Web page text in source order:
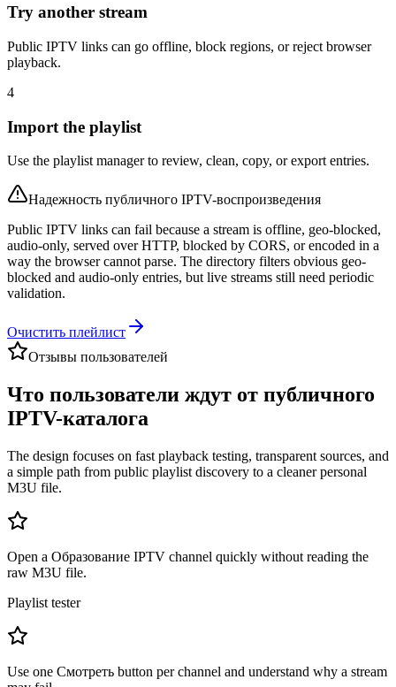
Try another stream
Public IPTV links can go offline, block regions, or reject browser
playback.
4
Import the playlist
Use the playlist manager to review, clean, copy, or export entries.
Надежность публичного IPTV-воспроизведения
Public IPTV links can fail because a stream is offline, geo-blocked,
audio-only, served over HTTP, blocked by CORS, or encoded in a
way the browser cannot parse. The directory filters obvious geo-
blocked and audio-only entries, but live streams still need periodic
validation.
Очистить плейлист
Отзывы пользователей
Что пользователи ждут от публичного
IPTV-каталога
The design focuses on fast playback testing, transparent sources, and
a simple path from public playlist discovery to a cleaner personal
M3U file.
Open a Образование IPTV channel quickly without reading the
raw M3U file.
Playlist tester
Use one Смотреть button per channel and understand why a stream